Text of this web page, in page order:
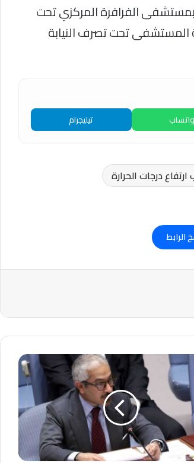
الفرافرة المركزي تحت
المستشفى تحت تصرف النيابة
واتساب تيليجرام
درجات الحرارة
الرابط